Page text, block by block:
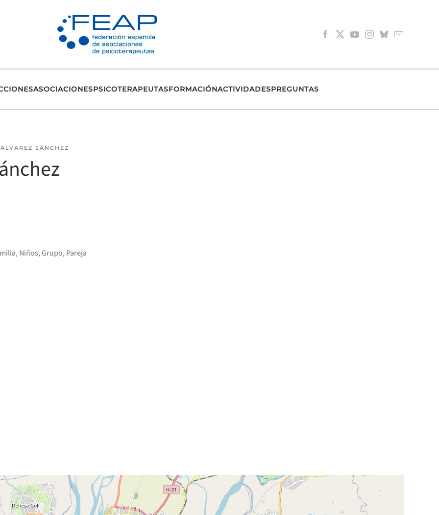
ASOCIACIONESPSICOTERAPEUTASFORMACIÓNACTIVIDADESPREGUNTAS
SÁNCHEZ
Niños, Grupo, Pareja